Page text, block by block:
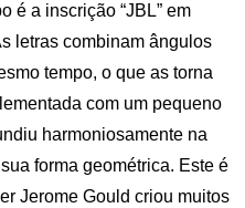
é a inscrição “JBL” em
letras combinam ângulos
tempo, o que as torna
com um pequeno
harmoniosamente na
forma geométrica. Este é
Jerome Gould criou muitos